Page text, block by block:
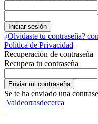
¿Olvidaste tu contraseña?
Política de Privacidad
Recuperación de contraseña
Recupera tu contraseña
Se te ha enviado una
Valdeorrasdecerca